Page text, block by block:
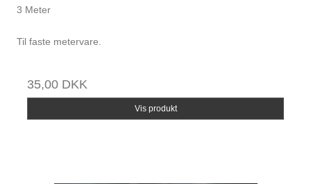
3 Meter
Til faste metervare.
35,00 DKK
Vis produkt